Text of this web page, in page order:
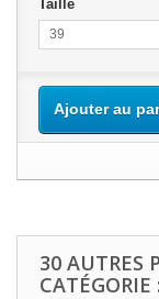
Taille
39
Ajouter au
30 AUTRES
CATÉGORIE :